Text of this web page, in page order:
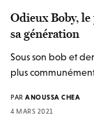
Odieux Boby,
sa génération
Sous son bob et
plus
PAR ANOUSSA CHEA
4 MARS 2021